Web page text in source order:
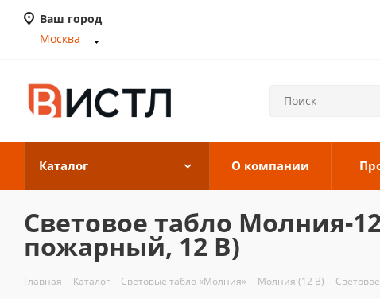
Ваш город
Москва
Каталог О компании
Световое табло Молния-
пожарный, 12 В)
Главная - Каталог - Световые табло «Молния» - Молния (12 В) -